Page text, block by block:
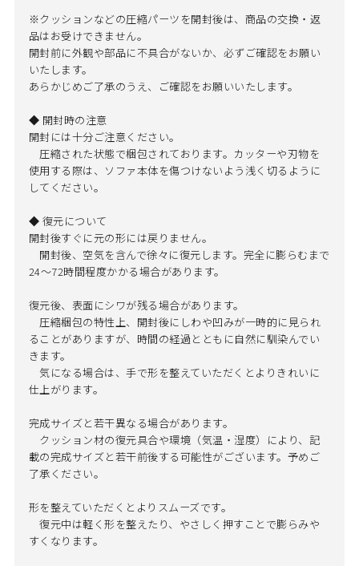
※クッションなどの圧縮パーツを開封後は、商品の交換・返
品はお受けできません。
開封前に外観や部品に不具合がないか、必ずご確認をお願い
いたします。
あらかじめご了承のうえ、ご確認をお願いいたします。
◆ 開封時の注意
開封には十分ご注意ください。
圧縮された状態で梱包されております。カッターや刃物を
使用する際は、ソファ本体を傷つけないよう浅く切るように
してください。
◆ 復元について
開封後すぐに元の形には戻りません。
開封後、空気を含んで徐々に復元します。完全に膨らむまで
24～72時間程度かかる場合があります。
復元後、表面にシワが残る場合があります。
圧縮梱包の特性上、開封後にしわや凹みが一時的に見られ
ることがありますが、時間の経過とともに自然に馴染んでい
きます。
気になる場合は、手で形を整えていただくとよりきれいに
仕上がります。
完成サイズと若干異なる場合があります。
クッション材の復元具合や環境（気温・湿度）により、記
載の完成サイズと若干前後する可能性がございます。予めご
了承ください。
形を整えていただくとよりスムーズです。
復元中は軽く形を整えたり、やさしく押すことで膨らみや
すくなります。